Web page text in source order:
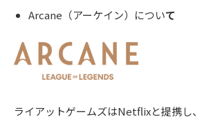
Arcane（アーケイン）について
ライアットゲームズはNetflixと提携し